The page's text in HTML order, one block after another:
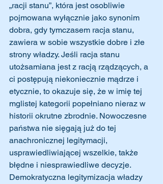
„racji stanu”, która jest osobliwie
pojmowana wyłącznie jako synonim
dobra, gdy tymczasem racja stanu,
zawiera w sobie wszystkie dobre i złe
strony władzy. Jeśli racja stanu
utożsamiana jest z racją rządzących, a
ci postępują niekoniecznie mądrze i
etycznie, to okazuje się, że w imię tej
mglistej kategorii popełniano nieraz w
historii okrutne zbrodnie. Nowoczesne
państwa nie sięgają już do tej
anachronicznej legitymacji,
usprawiedliwiającej wszelkie, także
błędne i niesprawiedliwe decyzje.
Demokratyczna legitymizacja władzy